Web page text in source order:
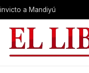
a Mandiyú